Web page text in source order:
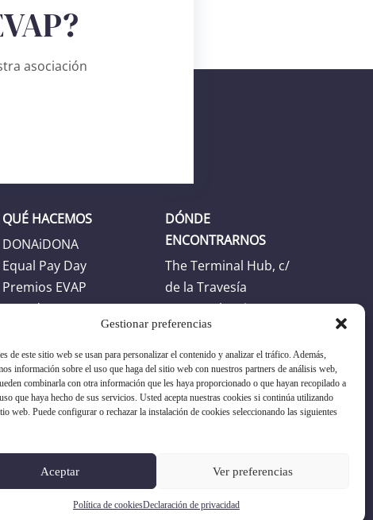
Gestionar preferencias
de este sitio web se usan para personalizar el contenido y analizar el tráfico. Además,
información sobre el uso que haga del sitio web con nuestros partners de análisis web,
combinarla con otra información que les haya proporcionado o que hayan recopilado a
que haya hecho de sus servicios. Usted acepta nuestras cookies si continúa utilizando
web. Puede configurar o rechazar la instalación de cookies seleccionando las siguientes
Aceptar Ver preferencias
Política de cookiesDeclaración de privacidad
asociación
QUÉ HACEMOS
DONAiDONA
Equal Pay Day
Premios EVAP
Agenda
DÓNDE
ENCONTRARNOS
The Terminal Hub, c/
de la Travesía
46024 Valencia
Horario oficina: L-J:
8:30h -17:30h. V: 8:30h
- 16:30h
asociacion@evap.es